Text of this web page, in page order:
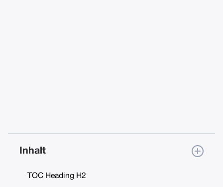
Inhalt
TOC Heading H2